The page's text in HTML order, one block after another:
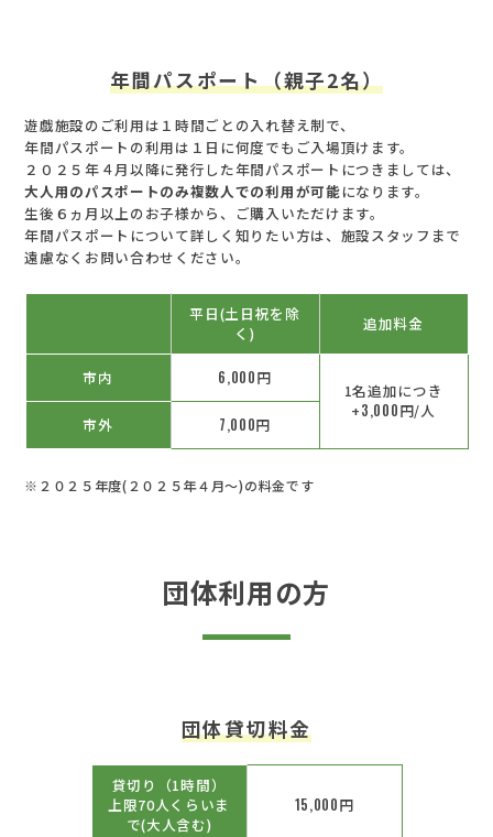
年間パスポート（親子2名）
遊戯施設のご利用は１時間ごとの入れ替え制で、
年間パスポートの利用は１日に何度でもご入場頂けます。
２０２５年４月以降に発行した年間パスポートにつきましては、
大人用のパスポートのみ複数人での利用が可能になります。
生後６ヵ月以上のお子様から、ご購入いただけます。
年間パスポートについて詳しく知りたい方は、施設スタッフまで
遠慮なくお問い合わせください。
平日(土日祝を除
く)
追加料金
市内 6,000円
1名追加につき
+3,000円/人
市外 7,000円
※２０２５年度(２０２５年４月～)の料金です
団体利用の方
団体貸切料金
貸切り（1時間）
上限70人くらいま
で(大人含む)
15,000円